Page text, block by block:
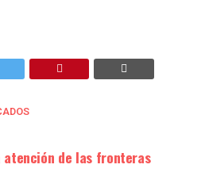
atención de las fronteras